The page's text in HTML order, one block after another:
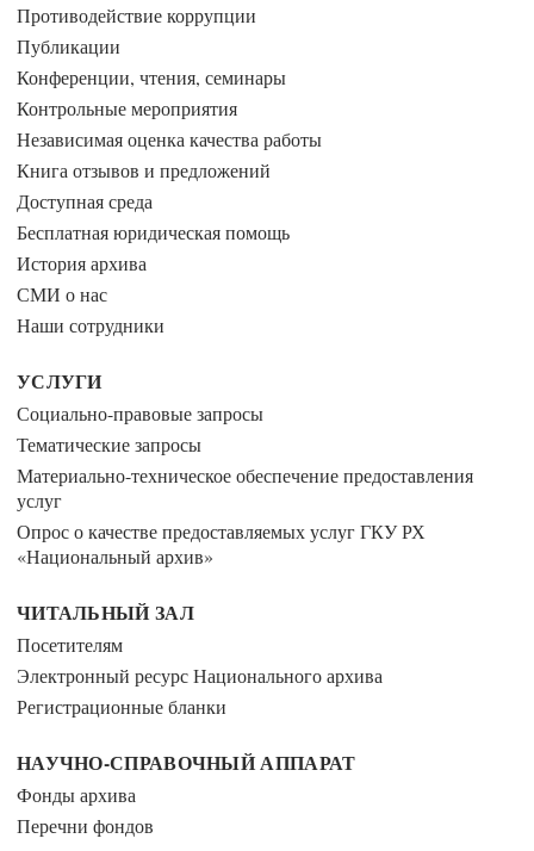
Противодействие коррупции
Публикации
Конференции, чтения, семинары
Контрольные мероприятия
Независимая оценка качества работы
Книга отзывов и предложений
Доступная среда
Бесплатная юридическая помощь
История архива
СМИ о нас
Наши сотрудники
УСЛУГИ
Социально-правовые запросы
Тематические запросы
Материально-техническое обеспечение предоставления
услуг
Опрос о качестве предоставляемых услуг ГКУ РХ
«Национальный архив»
ЧИТАЛЬНЫЙ ЗАЛ
Посетителям
Электронный ресурс Национального архива
Регистрационные бланки
НАУЧНО-СПРАВОЧНЫЙ АППАРАТ
Фонды архива
Перечни фондов